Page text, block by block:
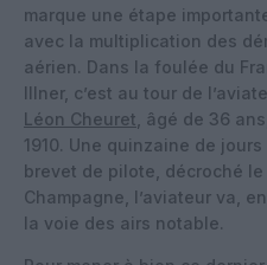
marque une étape
avec la multiplication des
aérien. Dans la foulée du
Illner, c’est au tour de
Léon Cheuret , âgé de 36
1910. Une quinzaine de
brevet de pilote, décroché
Champagne, l’aviateur va,
la voie des airs notable.